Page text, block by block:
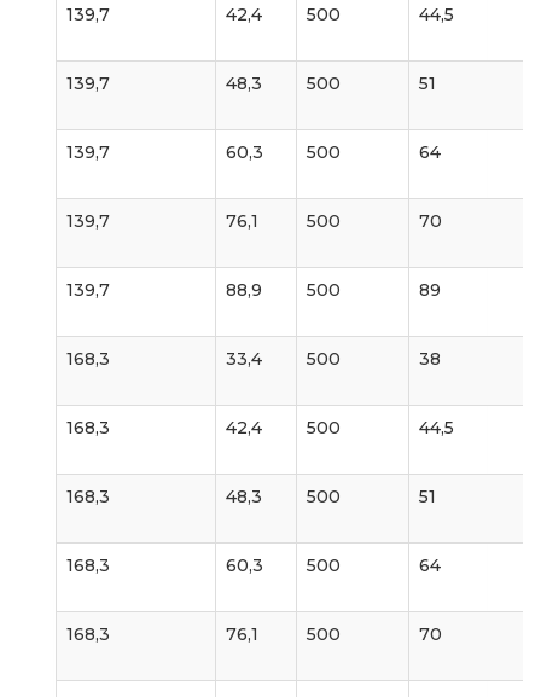
139,7 42,4 500 44,5
139,7 48,3 500 51
139,7 60,3 500 64
139,7 76,1 500 70
139,7 88,9 500 89
168,3 33,4 500 38
168,3 42,4 500 44,5
168,3 48,3 500 51
168,3 60,3 500 64
168,3 76,1 500 70